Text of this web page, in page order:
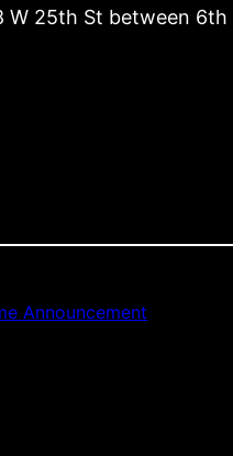
W 25th St between 6th
Announcement